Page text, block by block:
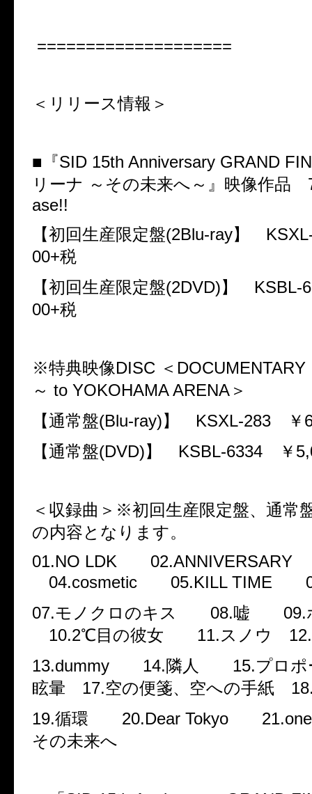
====================
＜リリース情報＞
■『SID 15th Anniversary GRAND
リーナ ～その未来へ～』映像作品
ase!!
【初回生産限定盤(2Blu-ray】
00+税
【初回生産限定盤(2DVD)】 KSBL-
00+税
※特典映像DISC ＜ DOCUMENTARY
～ to YOKOHAMA ARENA ＞
【通常盤(Blu-ray)】 KSXL-283 ￥
【通常盤(DVD)】 KSBL-6334 ￥
＜収録曲＞※初回生産限定盤、通常
の内容となります。
01.NO LDK 02.ANNIVERSARY
04.cosmetic 05.KILL TIME
07.モノクロのキス 08.嘘 09.
10.2℃目の彼女 11. スノウ 12.
13.dummy 14.隣人 15.プロ
眩暈 17.空の便箋、空への手紙 18
19.循環 20.Dear Tokyo 21.
その未来へ